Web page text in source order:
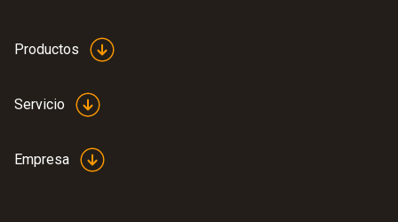
Productos
Servicio
Empresa